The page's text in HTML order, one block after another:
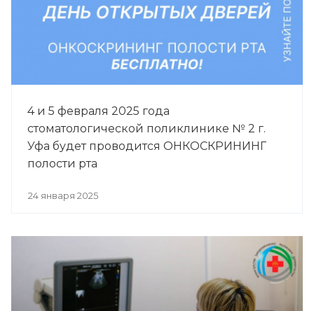
4 и 5 февраля 2025 года
стоматологической поликлинике № 2 г.
Уфа будет проводится ОНКОСКРИНИНГ
полости рта
24 января 2025